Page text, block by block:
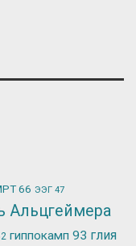
66 ЭЭГ 47
Альцгеймера
гиппокамп 93 глия